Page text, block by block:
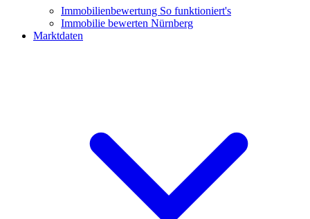
Immobilienbewertung So funktioniert's
Immobilie bewerten Nürnberg
Marktdaten